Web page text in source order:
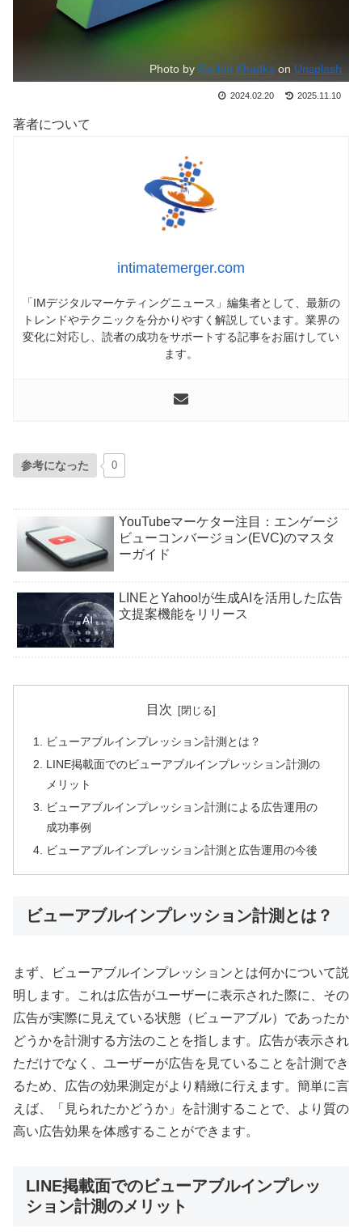
Photo bySachin Khadka on Unsplash
2024.02.20 2025.11.10
著者について
intimatemerger.com
「IMデジタルマーケティングニュース」編集者として、最新の
トレンドやテクニックを分かりやすく解説しています。業界の
変化に対応し、読者の成功をサポートする記事をお届けしてい
ます。
参考になった 0
YouTubeマーケター注目：エンゲージ
ビューコンバージョン(EVC)のマスタ
ーガイド
LINEとYahoo!が生成AIを活用した広告
文提案機能をリリース
目次
ビューアブルインプレッション計測とは？
LINE掲載面でのビューアブルインプレッション計測の
メリット
ビューアブルインプレッション計測による広告運用の
成功事例
ビューアブルインプレッション計測と広告運用の今後
ビューアブルインプレッション計測とは？
まず、ビューアブルインプレッションとは何かについて説
明します。これは広告がユーザーに表示された際に、その
広告が実際に見えている状態（ビューアブル）であったか
どうかを計測する方法のことを指します。広告が表示され
ただけでなく、ユーザーが広告を見ていることを計測でき
るため、広告の効果測定がより精緻に行えます。簡単に言
えば、「見られたかどうか」を計測することで、より質の
高い広告効果を体感することができます。
LINE掲載面でのビューアブルインプレッ
ション計測のメリット